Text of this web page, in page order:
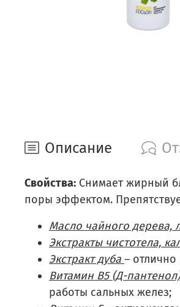
Описание
Свойства: Снимает жирный
поры эффектом.
Масло чайного дерева,
Экстракты чистотела,
Экстракт дуба – отлично
Витамин В5 (Д-пантенол)
работы сальных желез;